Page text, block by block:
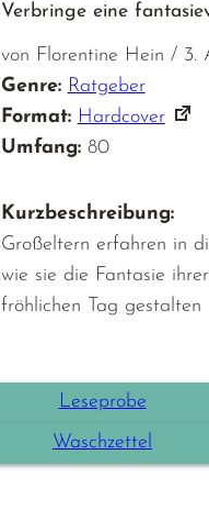
Verbringe eine
von Florentine Hein / 3.
Genre: Ratgeber
Format: Hardcover
Umfang: 80
Kurzbeschreibung:
Großeltern erfahren in
wie sie die Fantasie
fröhlichen Tag gestalten
Leseprobe
Waschzettel